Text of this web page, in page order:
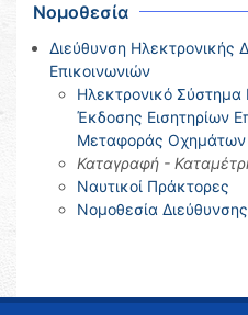
Νομοθεσία
Διεύθυνση Ηλεκτρονικής
Επικοινωνιών
Ηλεκτρονικό
Έκδοσης Εισητηρίων
Μεταφοράς
Καταγραφή -
Ναυτικοί Πράκτορες
Νομοθεσία Διεύθυνσης